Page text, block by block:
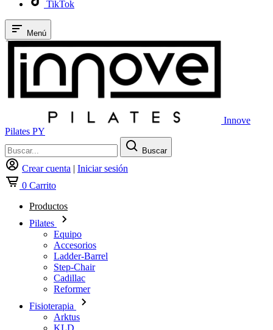
TikTok
Menú
Innove
Pilates PY
Buscar
Crear cuenta | Iniciar sesión
0 Carrito
Productos
Pilates
Equipo
Accesorios
Ladder-Barrel
Step-Chair
Cadillac
Reformer
Fisioterapia
Arktus
KLD